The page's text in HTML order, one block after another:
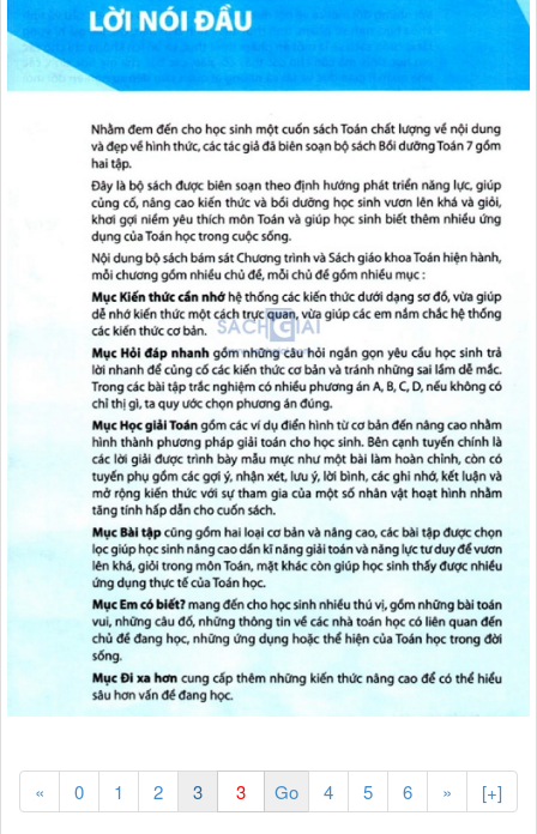
« 0 1 2 3 4 5 6 » [+]